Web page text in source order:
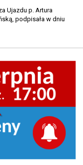
Ujazdu p. Artura
podpisała w dniu
Funduszu
Fundusze
rozwoju
oraz zrównoważonej
Grupę docelową
Gminy Ujazd oraz
Mazowiecki–
rowerzyści, użytkownicy
turystycznej
obejmuje pięć
1 zostanie
na utworzeniu strefy
i będzie